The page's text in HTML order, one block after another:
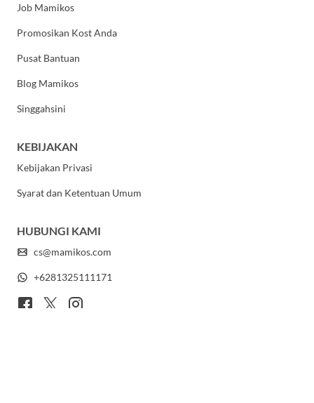
Job Mamikos
Promosikan Kost Anda
Pusat Bantuan
Blog Mamikos
Singgahsini
KEBIJAKAN
Kebijakan Privasi
Syarat dan Ketentuan Umum
HUBUNGI KAMI
cs@mamikos.com
+6281325111171